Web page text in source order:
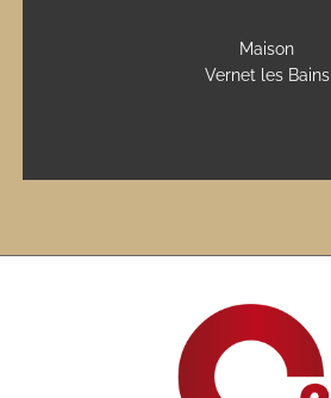
Maison
Vernet les Bains